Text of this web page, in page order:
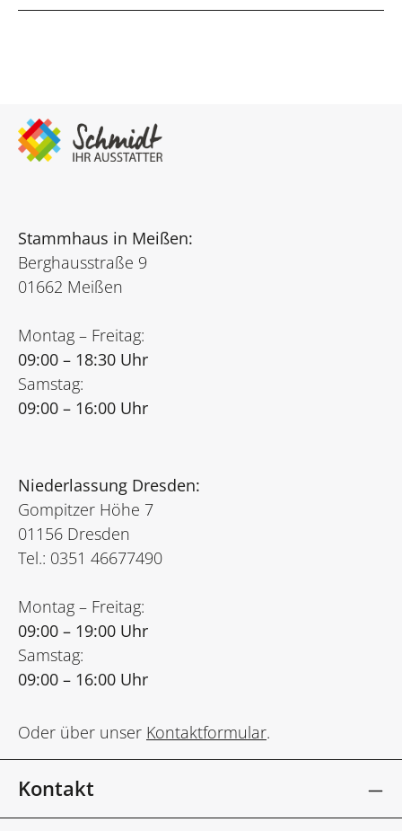
Stammhaus in Meißen:
Berghausstraße 9
01662 Meißen
Montag – Freitag:
09:00 – 18:30 Uhr
Samstag:
09:00 – 16:00 Uhr
Niederlassung Dresden:
Gompitzer Höhe 7
01156 Dresden
Tel.: 0351 46677490
Montag – Freitag:
09:00 – 19:00 Uhr
Samstag:
09:00 – 16:00 Uhr
Oder über unser Kontaktformular.
Kontakt